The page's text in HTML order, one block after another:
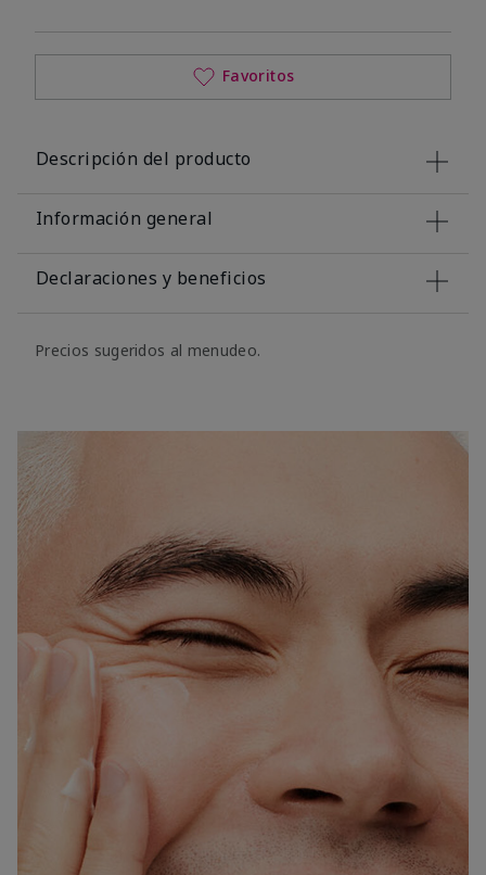
Favoritos
Descripción del producto
Información general
Declaraciones y beneficios
Precios sugeridos al menudeo.